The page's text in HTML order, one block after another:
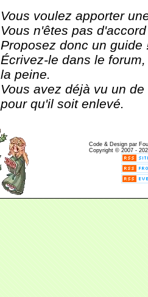
Vous voulez apporter
Vous n'êtes pas
Proposez donc un guide
Écrivez-le dans le
la peine.
Vous avez déjà vu un
pour qu'il soit enlevé.
Code & Design par
Copyright © 2007 -